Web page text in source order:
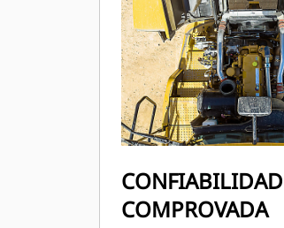
COMPROVADA